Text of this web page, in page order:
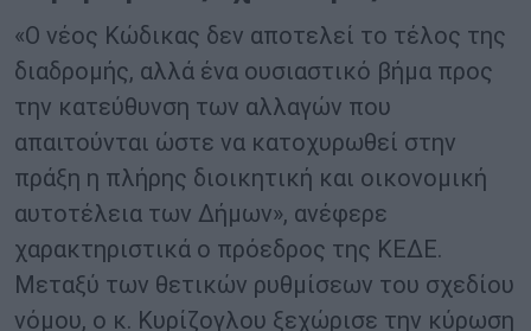
«Ο νέος Κώδικας δεν αποτελεί το τέλος της
διαδρομής, αλλά ένα ουσιαστικό βήμα προς
την κατεύθυνση των αλλαγών που
απαιτούνται ώστε να κατοχυρωθεί στην
πράξη η πλήρης διοικητική και οικονομική
αυτοτέλεια των Δήμων», ανέφερε
χαρακτηριστικά ο πρόεδρος της ΚΕΔΕ.
Μεταξύ των θετικών ρυθμίσεων του σχεδίου
νόμου, ο κ. Κυρίζογλου ξεχώρισε την κύρωση